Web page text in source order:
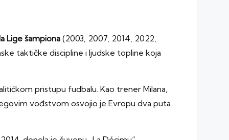
Lige šampiona (2003, 2007, 2014, 2022,
taktičke discipline i ljudske topline koja
pristupu fudbalu. Kao trener Milana,
vođstvom osvojio je Evropu dva puta